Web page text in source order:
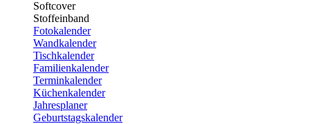
Softcover
Stoffeinband
Fotokalender
Wandkalender
Tischkalender
Familienkalender
Terminkalender
Küchenkalender
Jahresplaner
Geburtstagskalender